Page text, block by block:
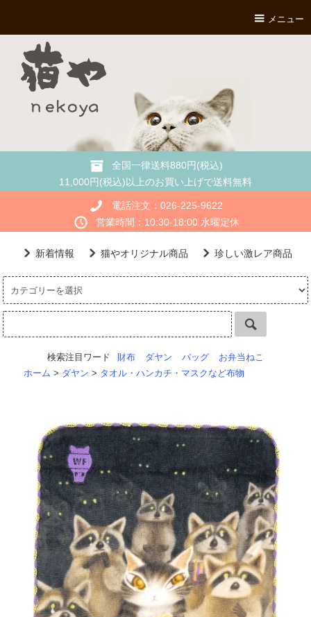
メニュー
全国一律送料880円(税込)
11,000円(税込)以上のお買い上げで送料無料
電話注文：026-225-9622
営業時間：10:30-18:00 水曜定休
新着情報 猫やオリジナル商品 珍しい激レア商品
検索注目ワード 財布 ダヤン バッグ
お弁当ねこ
ホーム > ダヤン > タオル・ハンカチ・マスクなど布物